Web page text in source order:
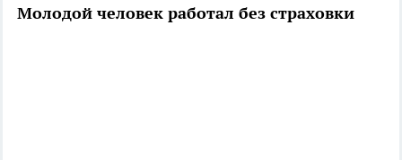
Молодой человек работал без страховки